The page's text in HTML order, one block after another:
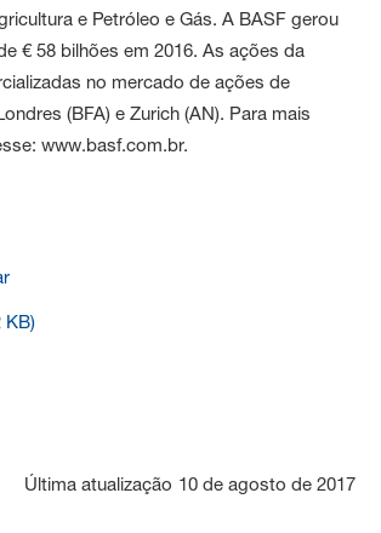
e Petróleo e Gás. A BASF gerou
€ 58 bilhões em 2016. As ações da
no mercado de ações de
(BFA) e Zurich (AN). Para mais
www.basf.com.br.
KB)
Última atualização 10 de agosto de 2017